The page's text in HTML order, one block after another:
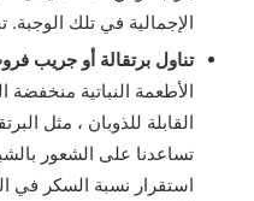
الإجمالية في تلك
تناول برتقالة أو جريب
الأطعمة النباتية منخفضة
القابلة للذوبان ، مثل
تساعدنا على الشعور
استقرار نسبة السكر في